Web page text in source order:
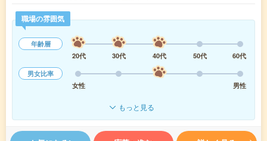
職場の雰囲気
年齢層
20代
30代 40代 50代
60代
男女比率
女性
男性
もっと見る